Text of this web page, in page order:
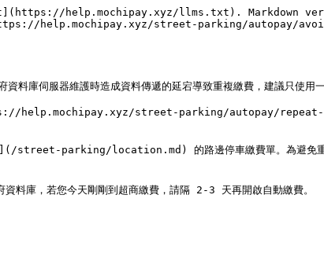
help.mochipay.xyz/llms.txt). Markdown
help.mochipay.xyz/street-parking/autopay/
料庫伺服器維護時造成資料傳遞的延宕導致重複繳費，建議只使用
help.mochipay.xyz/street-parking/autopay/repeat-
street-parking/location.md) 的路邊停車繳費單。為避免重